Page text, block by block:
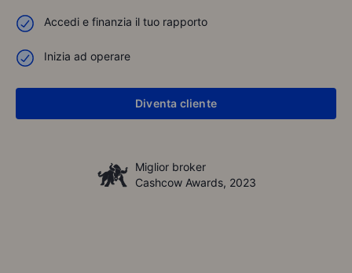
Accedi e finanzia il tuo rapporto
Inizia ad operare
Diventa cliente
Miglior broker
Cashcow Awards, 2023